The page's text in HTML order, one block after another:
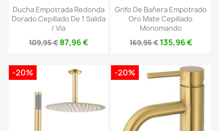
Ducha Empotrada Redonda
Dorado Cepillado De 1 Salida
/ Vía
109,95 € 87,96 €
Grifo De Bañera Empotrado
Oro Mate Cepillado
Monomando
169,95 € 135,96 €
-20% -20%